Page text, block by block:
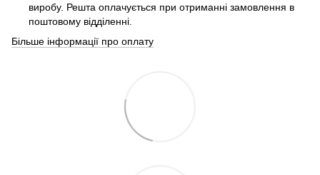
виробу. Решта оплачується при отриманні замовлення в
поштовому відділенні.
Більше інформації про оплату